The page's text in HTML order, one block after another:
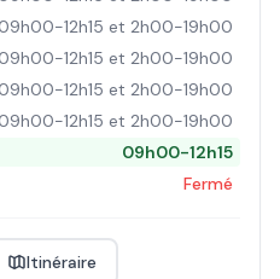
09h00-12h15 et 2h00-19h00
09h00-12h15 et 2h00-19h00
09h00-12h15 et 2h00-19h00
09h00-12h15 et 2h00-19h00
09h00-12h15
Fermé
Itinéraire